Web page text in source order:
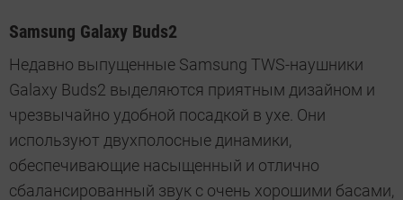
Samsung Galaxy Buds2
Недавно выпущенные Samsung TWS-наушники
Galaxy Buds2 выделяются приятным дизайном и
чрезвычайно удобной посадкой в ухе. Они
используют двухполосные динамики,
обеспечивающие насыщенный и отлично
сбалансированный звук с очень хорошими басами,